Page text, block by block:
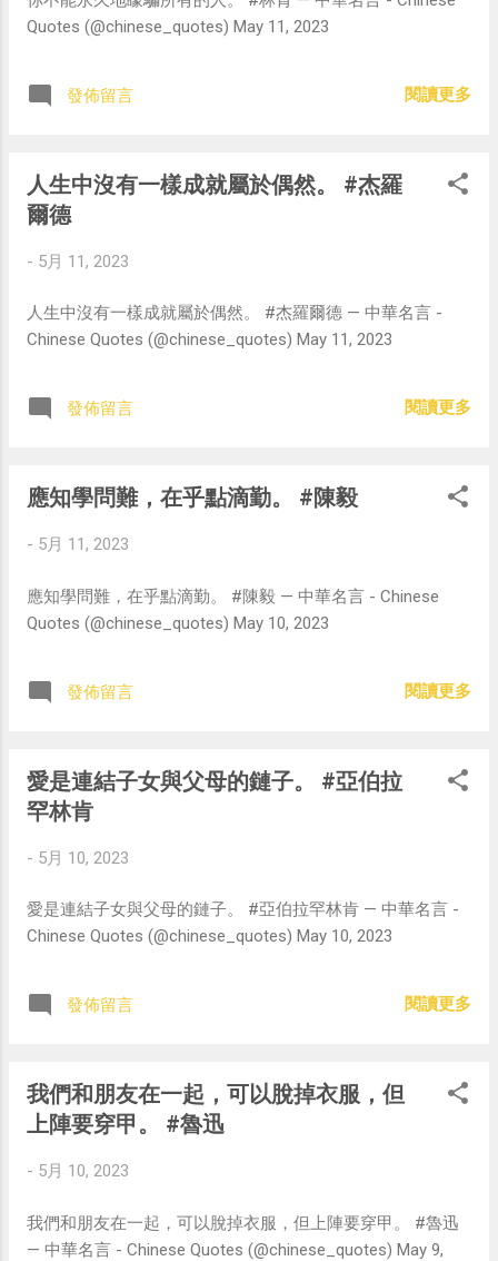
Quotes (@chinese_quotes) May 11, 2023
發佈留言 閱讀更多
人生中沒有一樣成就屬於偶然。 #杰羅
爾德
- 5月 11, 2023
人生中沒有一樣成就屬於偶然。 #杰羅爾德 — 中華名言 -
Chinese Quotes (@chinese_quotes) May 11, 2023
發佈留言 閱讀更多
應知學問難，在乎點滴勤。 #陳毅
- 5月 11, 2023
應知學問難，在乎點滴勤。 #陳毅 — 中華名言 - Chinese
Quotes (@chinese_quotes) May 10, 2023
發佈留言 閱讀更多
愛是連結子女與父母的鏈子。 #亞伯拉
罕林肯
- 5月 10, 2023
愛是連結子女與父母的鏈子。 #亞伯拉罕林肯 — 中華名言 -
Chinese Quotes (@chinese_quotes) May 10, 2023
發佈留言 閱讀更多
我們和朋友在一起，可以脫掉衣服，但
上陣要穿甲。 #魯迅
- 5月 10, 2023
我們和朋友在一起，可以脫掉衣服，但上陣要穿甲。 #魯迅
— 中華名言 - Chinese Quotes (@chinese_quotes) May 9,